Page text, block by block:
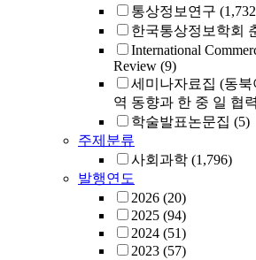
통상정보연구
한국통상정보학회
International
Review (9)
세미나자료집 (동
역 동향과 한 중 일 협
학술발표논문집 (5)
주제분류
사회과학 (1,796)
발행연도
2026 (20)
2025 (94)
2024 (51)
2023 (57)